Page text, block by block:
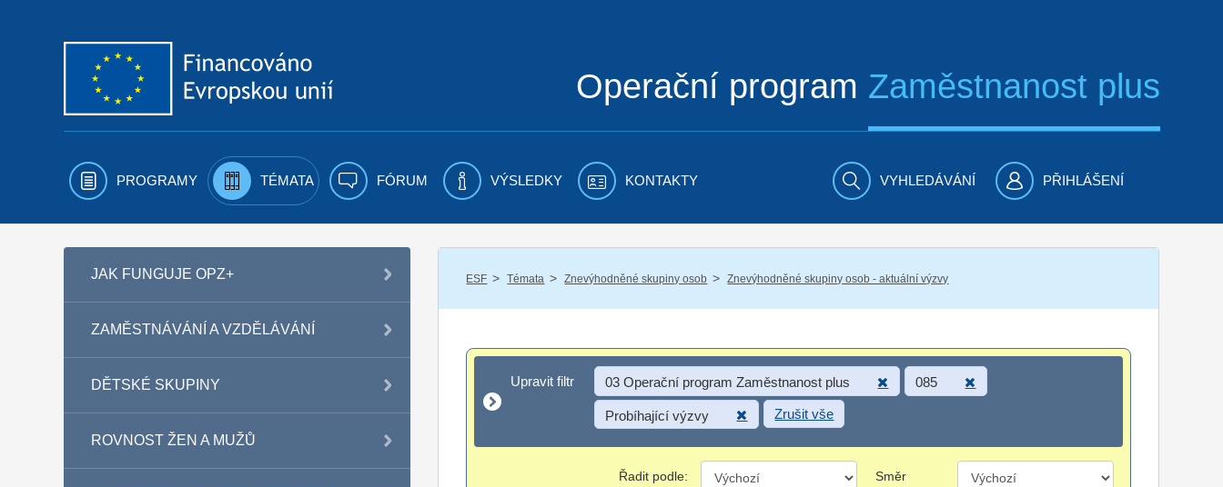
Operační program Zaměstnanost plus
PROGRAMY TÉMATA FÓRUM VÝSLEDKY KONTAKTY VYHLEDÁVÁNÍ PŘIHLÁŠENÍ
JAK FUNGUJE OPZ+
ZAMĚSTNÁVÁNÍ A VZDĚLÁVÁNÍ
DĚTSKÉ SKUPINY
ROVNOST ŽEN A MUŽŮ
ESF / Témata / Znevýhodněné skupiny osob / Znevýhodněné skupiny osob - aktuální výzvy
Upravit filtr
Upravit filtr 03 Operační program Zaměstnanost plus 085
Probíhající výzvy Zrušit vše
Řadit podle: Směr